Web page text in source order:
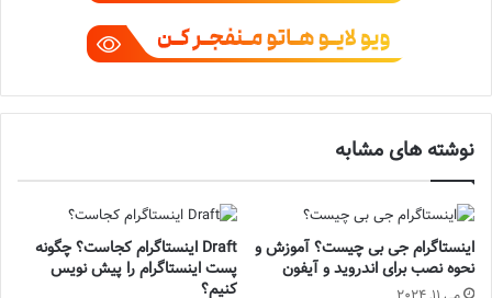
نوشته های مشابه
اینستاگرام جی بی چیست؟ آموزش و
نحوه نصب برای اندروید و آیفون
Draft اینستاگرام کجاست؟ چگونه
پست اینستاگرام را پیش نویس
کنیم؟